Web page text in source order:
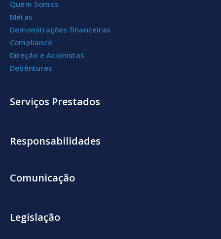
Quem Somos
Metas
Demonstrações financeiras
Compliance
Direção e Acionistas
Debêntures
Serviços Prestados
Responsabilidades
Comunicação
Legislação